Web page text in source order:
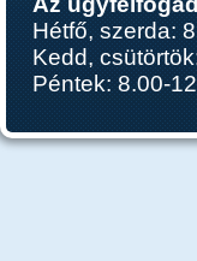
Hétfő, szerda:
Kedd,
Péntek: 8.00-